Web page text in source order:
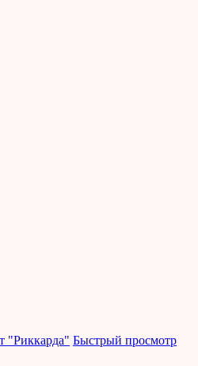
Быстрый просмотр